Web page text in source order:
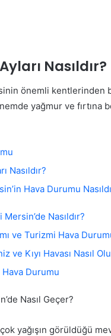
Nasıldır?
önemli kentlerinden
yağmur ve
Nasıldır?
Hava Durumu
Nasıldır?
ve Turizmi Hava
ve Kıyı Havası Nasıl
Durumu
Nasıl Geçer?
yağışın görüldüğü